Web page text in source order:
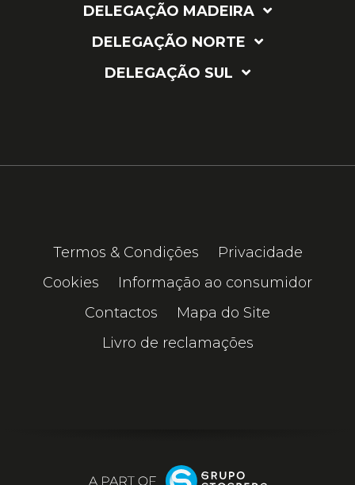
DELEGAÇÃO MADEIRA
DELEGAÇÃO NORTE
DELEGAÇÃO SUL
Termos & Condições
Privacidade
Cookies
Informação ao consumidor
Contactos
Mapa do Site
Livro de reclamações